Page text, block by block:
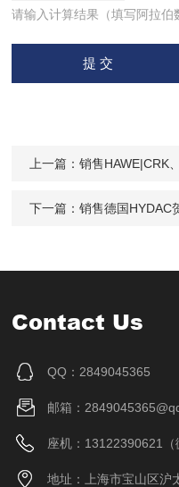
请输入计算结果（填写阿拉伯
上一篇：销售HAWE|CRK
下一篇：销售德国HYDAC
Contact Us
QQ：2849045365
邮箱：
座机：13122390621（
地址：上海市宝山区沪